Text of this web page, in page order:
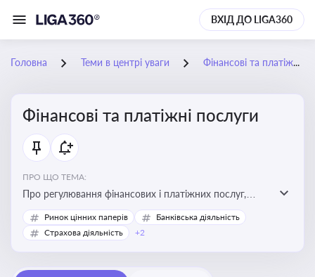
ВХІД ДО LIGA360
Головна Теми в центрі уваги Фінансові та платіжні послуги
Фінансові та платіжні послуги
ПРО ЩО ТЕМА:
Про регулювання фінансових і платіжних послуг,
управління коштами, приймання платежів та
дотримання ліцензійних вимог
Ринок цінних паперів
Банківська діяльність
Страхова діяльність
+2